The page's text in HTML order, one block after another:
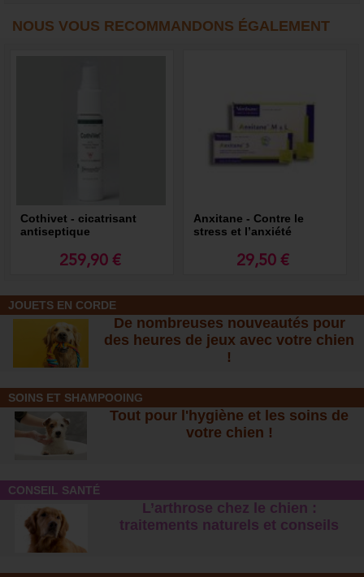
NOUS VOUS RECOMMANDONS ÉGALEMENT
Cothivet - cicatrisant
antiseptique
259,90 €
Anxitane - Contre le
stress et l’anxiété
29,50 €
JOUETS EN CORDE
De nombreuses nouveautés pour
des heures de jeux avec votre chien
!
SOINS ET SHAMPOOING
Tout pour l'hygiène et les soins de
votre chien !
CONSEIL SANTÉ
L’arthrose chez le chien :
traitements naturels et conseils